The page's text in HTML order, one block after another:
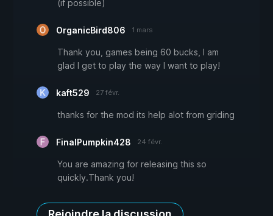
(if possible)
OrganicBird806 1 mars
Thank you, games being 60 bucks, I am
glad I get to play the way I want to play!
kaft529 27 févr.
thanks for the mod its help alot from griding
FinalPumpkin428 24 févr.
You are amazing for releasing this so
quickly.Thank you!